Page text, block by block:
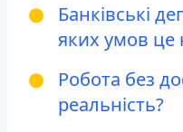
Банківські
яких умов це
Робота без
реальність?